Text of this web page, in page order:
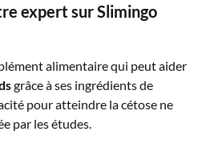
expert sur Slimingo
alimentaire qui peut aider
grâce à ses ingrédients de
pour atteindre la cétose ne
par les études.